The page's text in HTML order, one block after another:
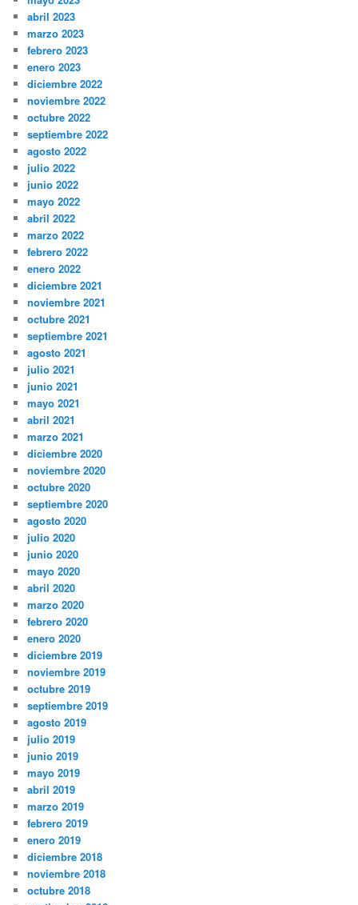
abril 2023
marzo 2023
febrero 2023
enero 2023
diciembre 2022
noviembre 2022
octubre 2022
septiembre 2022
agosto 2022
julio 2022
junio 2022
mayo 2022
abril 2022
marzo 2022
febrero 2022
enero 2022
diciembre 2021
noviembre 2021
octubre 2021
septiembre 2021
agosto 2021
julio 2021
junio 2021
mayo 2021
abril 2021
marzo 2021
diciembre 2020
noviembre 2020
octubre 2020
septiembre 2020
agosto 2020
julio 2020
junio 2020
mayo 2020
abril 2020
marzo 2020
febrero 2020
enero 2020
diciembre 2019
noviembre 2019
octubre 2019
septiembre 2019
agosto 2019
julio 2019
junio 2019
mayo 2019
abril 2019
marzo 2019
febrero 2019
enero 2019
diciembre 2018
noviembre 2018
octubre 2018